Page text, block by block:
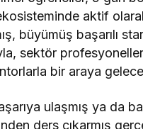
aktif
büyümüş başarılı
sektör
bir araya
ulaşmış ya da
ders çıkarmış